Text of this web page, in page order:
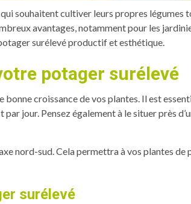
souhaitent cultiver leurs propres légumes
avantages, notamment pour les
surélevé productif et esthétique.
potager surélevé
croissance de vos plantes. Il est
jour. Pensez également à le situer près
nord-sud. Cela permettra à vos plantes
surélevé